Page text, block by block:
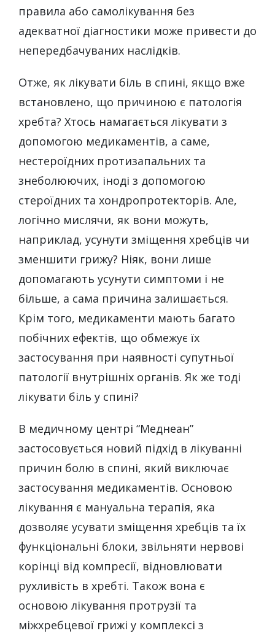
правила або самолікування без
адекватної діагностики може привести до
непередбачуваних наслідків.
Отже, як лікувати біль в спині, якщо вже
встановлено, що причиною є патологія
хребта? Хтось намагається лікувати з
допомогою медикаментів, а саме,
нестероїдних протизапальних та
знеболюючих, іноді з допомогою
стероїдних та хондропротекторів. Але,
логічно мислячи, як вони можуть,
наприклад, усунути зміщення хребців чи
зменшити грижу? Ніяк, вони лише
допомагають усунути симптоми і не
більше, а сама причина залишається.
Крім того, медикаменти мають багато
побічних ефектів, що обмежує їх
застосування при наявності супутньої
патології внутрішніх органів. Як же тоді
лікувати біль у спині?
В медичному центрі “Меднеан”
застосовується новий підхід в лікуванні
причин болю в спині, який виключає
застосування медикаментів. Основою
лікування є мануальна терапія, яка
дозволяє усувати зміщення хребців та їх
функціональні блоки, звільняти нервові
корінці від компресії, відновлювати
рухливість в хребті. Також вона є
основою лікування протрузії та
міжхребцевої грижі у комплексі з